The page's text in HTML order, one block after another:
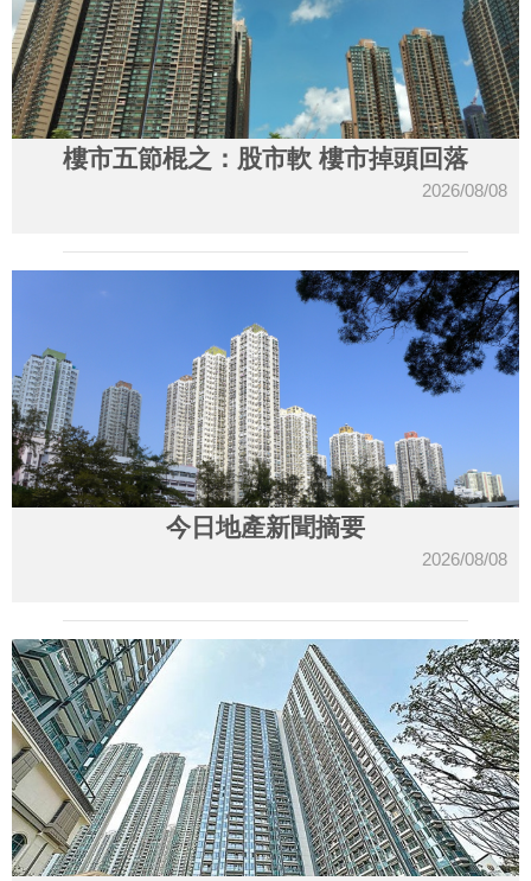
樓市五節棍之：股市軟 樓市掉頭回落
2026/08/08
今日地產新聞摘要
2026/08/08